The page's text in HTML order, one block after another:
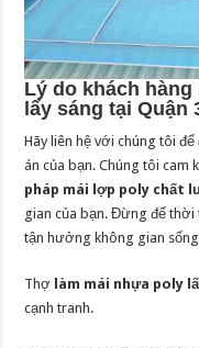
Lý do khách
lấy sáng tại Quận
Hãy liên hệ với chúng tôi
án của bạn. Chúng tôi cam
pháp mái lợp poly chất
gian của bạn. Đừng để thời
tận hưởng không gian
Thợ làm mái nhựa poly
cạnh tranh.